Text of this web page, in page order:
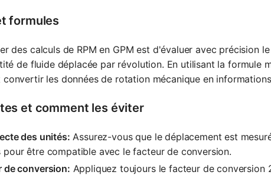
formules
des calculs de RPM en GPM est d'évaluer avec précision
de fluide déplacée par révolution. En utilisant la formule
convertir les données de rotation mécanique en
et comment les éviter
des unités: Assurez-vous que le déplacement est
pour être compatible avec le facteur de conversion.
de conversion: Appliquez toujours le facteur de conversion